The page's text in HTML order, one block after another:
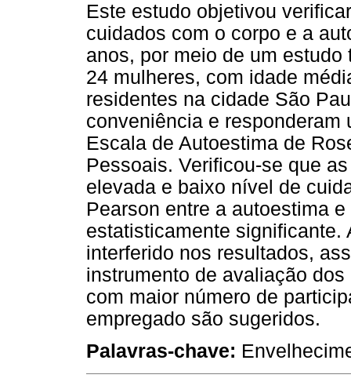
Este estudo objetivou
cuidados com o corpo e a
anos, por meio de um
24 mulheres, com idade
residentes na cidade São
conveniência e responderam
Escala de Autoestima de
Pessoais. Verificou-se que
elevada e baixo nível de
Pearson entre a autoestima
estatisticamente significante.
interferido nos resultados,
instrumento de avaliação
com maior número de
empregado são sugeridos.
Palavras-chave: